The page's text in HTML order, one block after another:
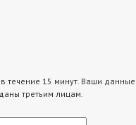
течение 15 минут. Ваши данные
третьим лицам.